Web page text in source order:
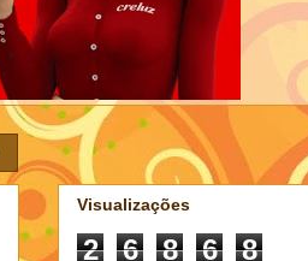
Visualizações
2 6 8 6
8